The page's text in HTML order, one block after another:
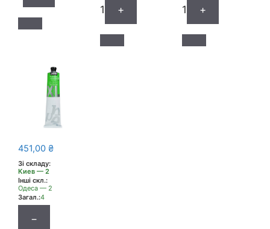
1 + 1 +
451,00 ₴
Зі складу:
Киев — 2
Інші скл.:
Одеса — 2
Загал.:4
−